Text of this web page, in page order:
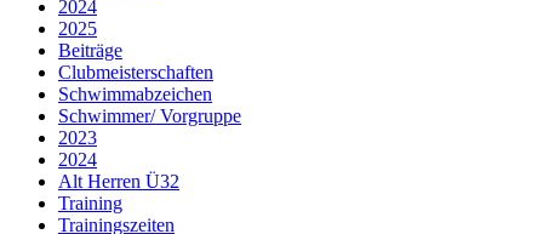
2024
2025
Beiträge
Clubmeisterschaften
Schwimmabzeichen
Schwimmer/ Vorgruppe
2023
2024
Alt Herren Ü32
Training
Trainingszeiten